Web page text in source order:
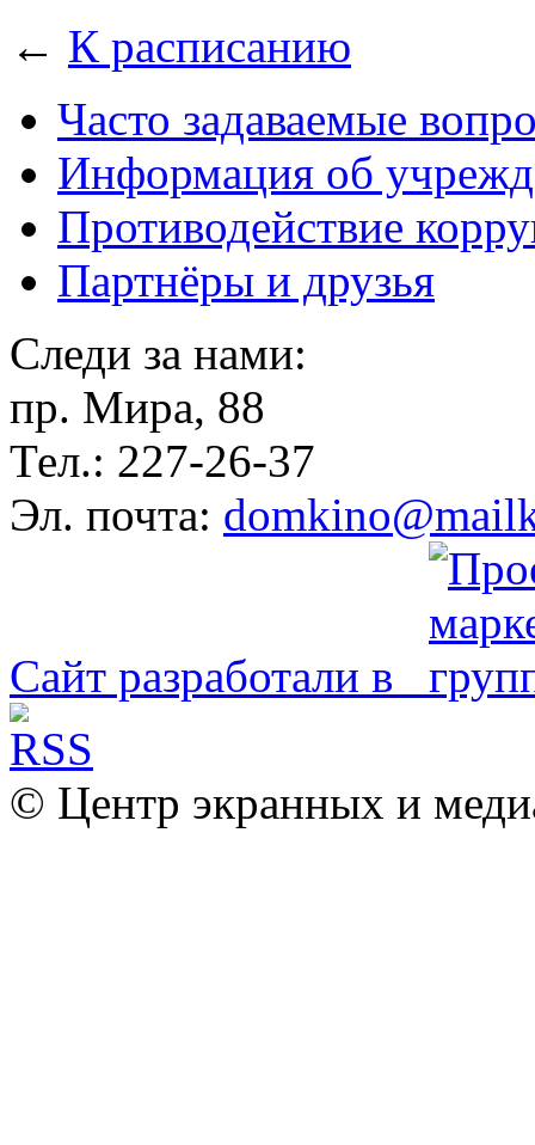
← К расписанию
Часто задаваемые
Информация об
Противодействие
Партнёры и друзья
Следи за нами:
пр. Мира, 88
Тел.: 227-26-37
Эл. почта:
Сайт разработали в
© Центр экранных и